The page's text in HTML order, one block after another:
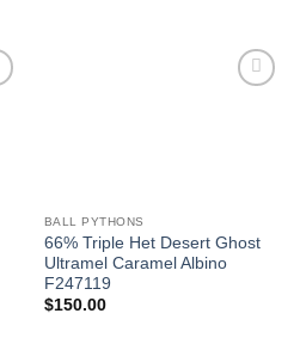
BALL PYTHONS
66% Triple Het Desert Ghost
Ultramel Caramel Albino
F247119
$150.00